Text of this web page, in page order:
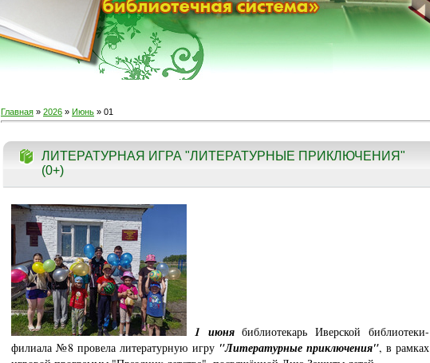
Главная » 2026 » Июнь » 01
ЛИТЕРАТУРНАЯ ИГРА "ЛИТЕРАТУРНЫЕ ПРИКЛЮЧЕНИЯ"
(0+)
1 июнябиблиотекарь Иверской библиотеки-
филиала №8 провела литературную игру "Литературные приключения", в рамках